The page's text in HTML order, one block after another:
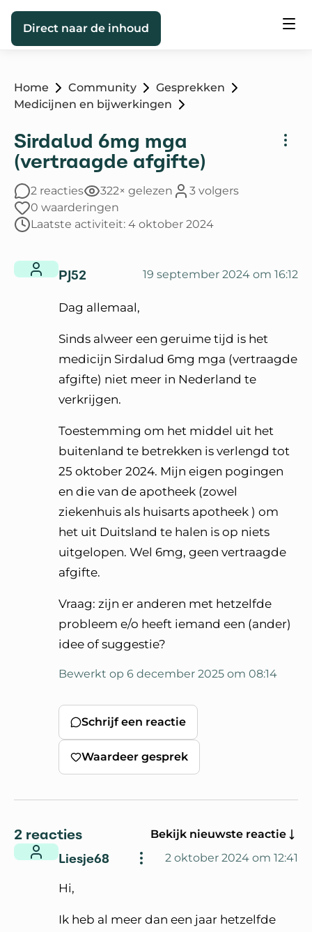
Direct naar de inhoud
Home Community
Gesprekken
Medicijnen en bijwerkingen
Sirdalud 6mg mga
(vertraagde afgifte)
2 reacties 322× gelezen
3 volgers
0 waarderingen
Laatste activiteit: 4 oktober 2024
PJ52 19 september 2024 om 16:12
Dag allemaal,
Sinds alweer een geruime tijd is het
medicijn Sirdalud 6mg mga (vertraagde
afgifte) niet meer in Nederland te
verkrijgen.
Toestemming om het middel uit het
buitenland te betrekken is verlengd tot
25 oktober 2024. Mijn eigen pogingen
en die van de apotheek (zowel
ziekenhuis als huisarts apotheek ) om
het uit Duitsland te halen is op niets
uitgelopen. Wel 6mg, geen vertraagde
afgifte.
Vraag: zijn er anderen met hetzelfde
probleem e/o heeft iemand een (ander)
idee of suggestie?
Bewerkt op 6 december 2025 om 08:14
Schrijf een reactie
Waardeer gesprek
2 reacties Bekijk nieuwste reactie
Liesje68 2 oktober 2024 om 12:41
Hi,
Ik heb al meer dan een jaar hetzelfde